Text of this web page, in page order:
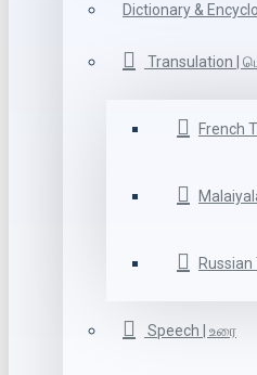
Dictionary &
Transulation |
French
Speech | உரை